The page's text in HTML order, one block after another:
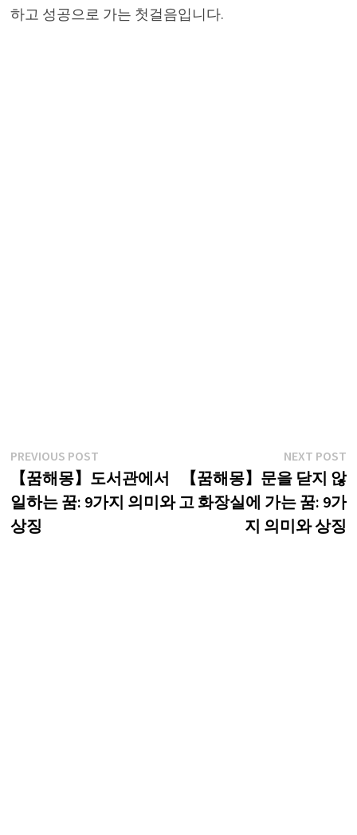
하고 성공으로 가는 첫걸음입니다.
글
탐
색
PREVIOUS POSTPrevious
post:
【꿈해몽】도서관에서
일하는 꿈: 9가지 의미와
상징
NEXT POST
【꿈해몽】문을 닫지 않
고 화장실에 가는 꿈: 9가
지 의미와 상징